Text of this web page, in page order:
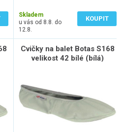
Skladem
u vás od 8.8. do
12.8.
KOUPIT
Cvičky na balet Botas S168
velikost 42 bílé (bílá)